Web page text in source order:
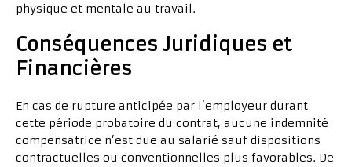
physique et mentale au travail.
Conséquences Juridiques et
Financières
En cas de rupture anticipée par l’employeur durant
cette période probatoire du contrat, aucune indemnité
compensatrice n’est due au salarié sauf dispositions
contractuelles ou conventionnelles plus favorables. De